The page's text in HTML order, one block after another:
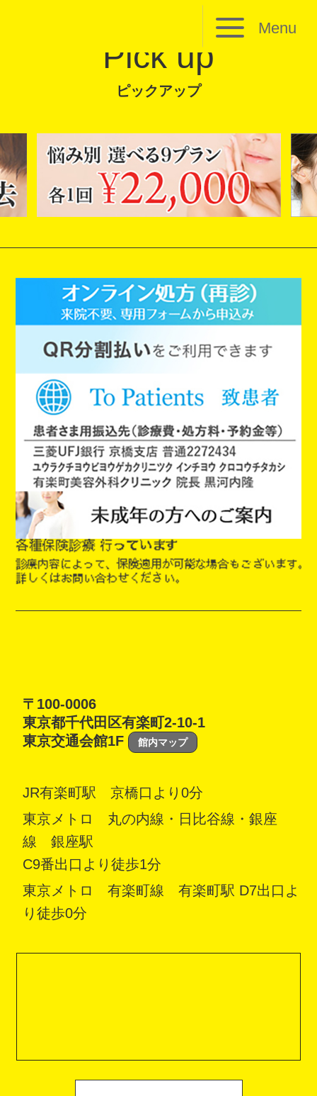
Menu
Pick up
ピックアップ
〒100-0006
東京都千代田区有楽町2-10-1
東京交通会館1F
館内マップ
JR有楽町駅 京橋口より0分
東京メトロ 丸の内線・日比谷線・銀座
線 銀座駅
C9番出口より徒歩1分
東京メトロ 有楽町線 有楽町駅 D7出口よ
り徒歩0分